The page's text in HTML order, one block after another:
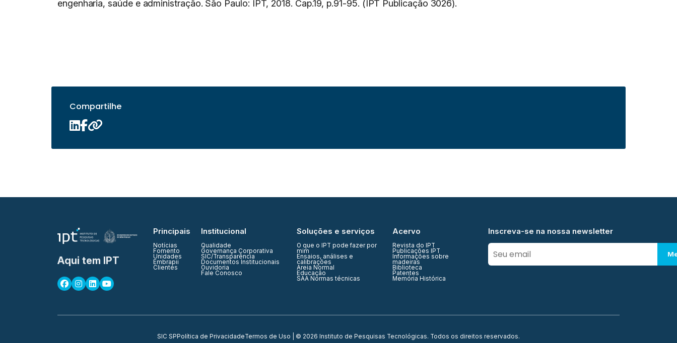
engenharia, saúde e administração. São Paulo: IPT, 2018. Cap.19, p.91-95. (IPT Publicação 3026).
Compartilhe
Aqui tem IPT
Principais
Notícias
Fomento
Unidades
Embrapii
Clientes
Institucional
Qualidade
Governança Corporativa
SIC/Transparência
Documentos Institucionais
Ouvidoria
Fale Conosco
Soluções e serviços
O que o IPT pode fazer por
mim
Ensaios, análises e
calibrações
Areia Normal
Educação
SAA Normas técnicas
Acervo
Revista do IPT
Publicações IPT
Informações sobre
madeiras
Biblioteca
Patentes
Memória Histórica
Inscreva-se na nossa newsletter
SIC SPPolítica de PrivacidadeTermos de Uso | © 2026 Instituto de Pesquisas Tecnológicas. Todos os direitos reservados.